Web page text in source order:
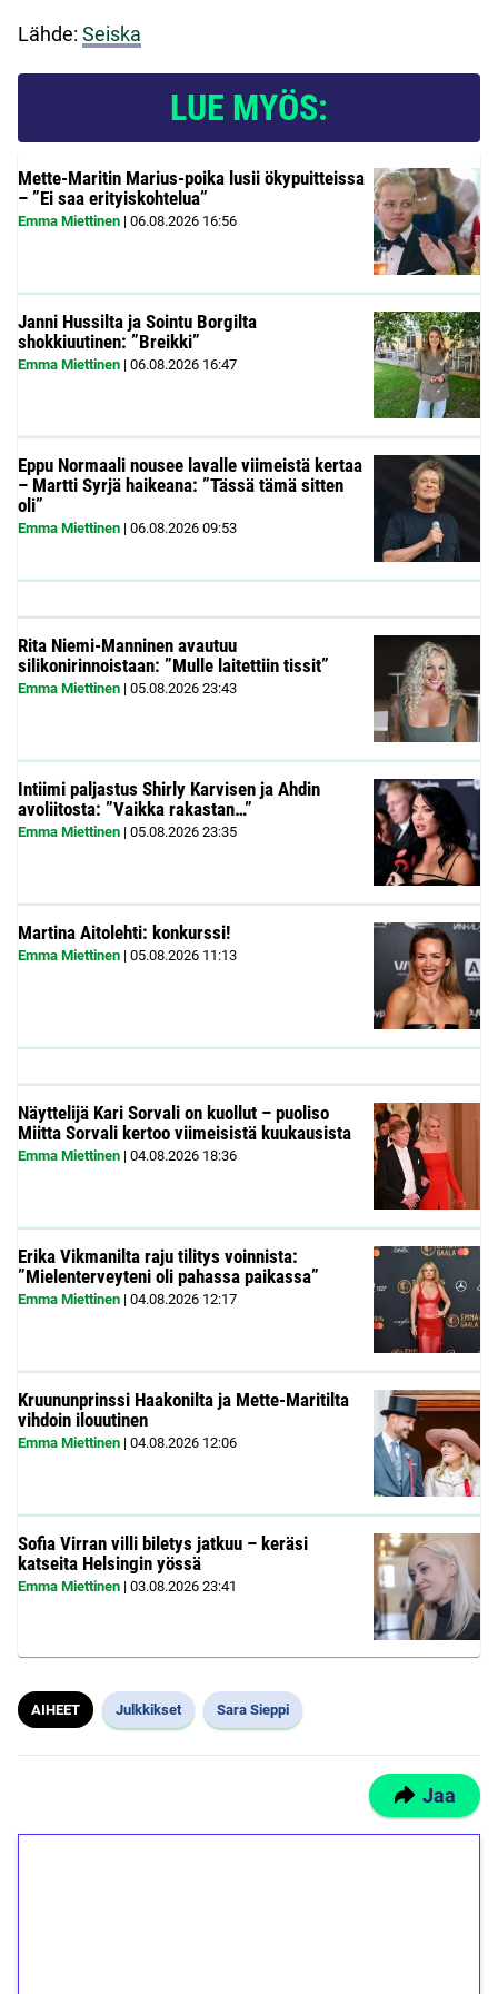
Lähde: Seiska
LUE MYÖS:
Mette-Maritin Marius-poika lusii ökypuitteissa
– ”Ei saa erityiskohtelua”
Emma Miettinen | 06.08.2026 16:56
Janni Hussilta ja Sointu Borgilta
shokkiuutinen: ”Breikki”
Emma Miettinen | 06.08.2026 16:47
Eppu Normaali nousee lavalle viimeistä kertaa
– Martti Syrjä haikeana: ”Tässä tämä sitten
oli”
Emma Miettinen | 06.08.2026 09:53
Rita Niemi-Manninen avautuu
silikonirinnoistaan: ”Mulle laitettiin tissit”
Emma Miettinen | 05.08.2026 23:43
Intiimi paljastus Shirly Karvisen ja Ahdin
avoliitosta: ”Vaikka rakastan…”
Emma Miettinen | 05.08.2026 23:35
Martina Aitolehti: konkurssi!
Emma Miettinen | 05.08.2026 11:13
Näyttelijä Kari Sorvali on kuollut – puoliso
Miitta Sorvali kertoo viimeisistä kuukausista
Emma Miettinen | 04.08.2026 18:36
Erika Vikmanilta raju tilitys voinnista:
”Mielenterveyteni oli pahassa paikassa”
Emma Miettinen | 04.08.2026 12:17
Kruununprinssi Haakonilta ja Mette-Maritilta
vihdoin ilouutinen
Emma Miettinen | 04.08.2026 12:06
Sofia Virran villi biletys jatkuu – keräsi
katseita Helsingin yössä
Emma Miettinen | 03.08.2026 23:41
AIHEET Julkkikset Sara Sieppi
Jaa